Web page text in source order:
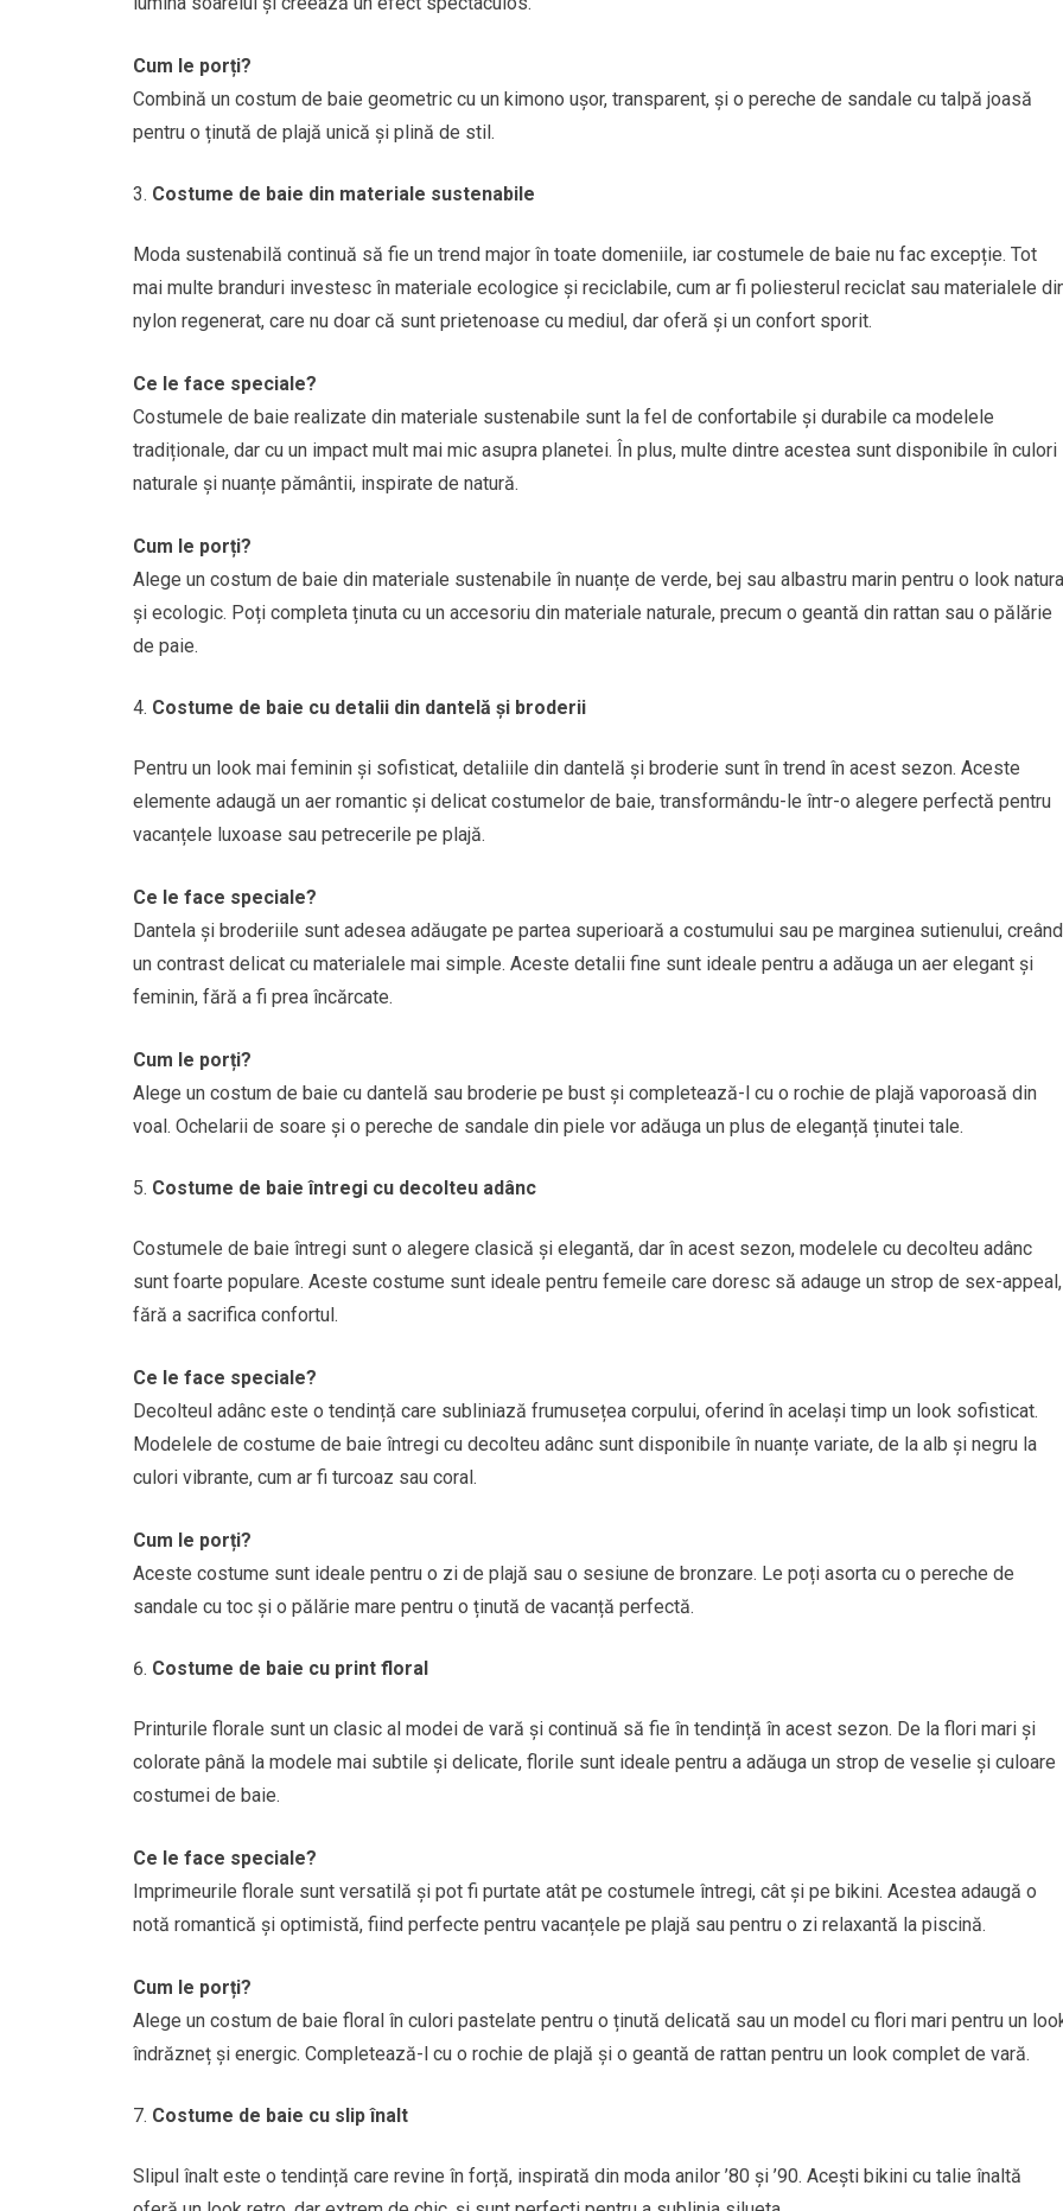
Cum le porți?
Combină un costum de baie geometric cu un kimono ușor, transparent, și o pereche de sandale cu talpă joasă
pentru o ținută de plajă unică și plină de stil.
Costume de baie din materiale sustenabile
Moda sustenabilă continuă să fie un trend major în toate domeniile, iar costumele de baie nu fac excepție. Tot
mai multe branduri investesc în materiale ecologice și reciclabile, cum ar fi poliesterul reciclat sau materialele
nylon regenerat, care nu doar că sunt prietenoase cu mediul, dar oferă și un confort sporit.
Ce le face speciale?
Costumele de baie realizate din materiale sustenabile sunt la fel de confortabile și durabile ca modelele
tradiționale, dar cu un impact mult mai mic asupra planetei. În plus, multe dintre acestea sunt disponibile în culori
naturale și nuanțe pământii, inspirate de natură.
Cum le porți?
Alege un costum de baie din materiale sustenabile în nuanțe de verde, bej sau albastru marin pentru o look
și ecologic. Poți completa ținuta cu un accesoriu din materiale naturale, precum o geantă din rattan sau o pălărie
de paie.
Costume de baie cu detalii din dantelă și broderii
Pentru un look mai feminin și sofisticat, detaliile din dantelă și broderie sunt în trend în acest sezon. Aceste
elemente adaugă un aer romantic și delicat costumelor de baie, transformându-le într-o alegere perfectă pentru
vacanțele luxoase sau petrecerile pe plajă.
Ce le face speciale?
Dantela și broderiile sunt adesea adăugate pe partea superioară a costumului sau pe marginea sutienului, creând
un contrast delicat cu materialele mai simple. Aceste detalii fine sunt ideale pentru a adăuga un aer elegant și
feminin, fără a fi prea încărcate.
Cum le porți?
Alege un costum de baie cu dantelă sau broderie pe bust și completează-l cu o rochie de plajă vaporoasă din
voal. Ochelarii de soare și o pereche de sandale din piele vor adăuga un plus de eleganță ținutei tale.
Costume de baie întregi cu decolteu adânc
Costumele de baie întregi sunt o alegere clasică și elegantă, dar în acest sezon, modelele cu decolteu adânc
sunt foarte populare. Aceste costume sunt ideale pentru femeile care doresc să adauge un strop de sex-appeal,
fără a sacrifica confortul.
Ce le face speciale?
Decolteul adânc este o tendință care subliniază frumusețea corpului, oferind în același timp un look sofisticat.
Modelele de costume de baie întregi cu decolteu adânc sunt disponibile în nuanțe variate, de la alb și negru la
culori vibrante, cum ar fi turcoaz sau coral.
Cum le porți?
Aceste costume sunt ideale pentru o zi de plajă sau o sesiune de bronzare. Le poți asorta cu o pereche de
sandale cu toc și o pălărie mare pentru o ținută de vacanță perfectă.
Costume de baie cu print floral
Printurile florale sunt un clasic al modei de vară și continuă să fie în tendință în acest sezon. De la flori mari și
colorate până la modele mai subtile și delicate, florile sunt ideale pentru a adăuga un strop de veselie și culoare
costumei de baie.
Ce le face speciale?
Imprimeurile florale sunt versatilă și pot fi purtate atât pe costumele întregi, cât și pe bikini. Acestea adaugă o
notă romantică și optimistă, fiind perfecte pentru vacanțele pe plajă sau pentru o zi relaxantă la piscină.
Cum le porți?
Alege un costum de baie floral în culori pastelate pentru o ținută delicată sau un model cu flori mari pentru un
îndrăzneț și energic. Completează-l cu o rochie de plajă și o geantă de rattan pentru un look complet de vară.
Costume de baie cu slip înalt
Slipul înalt este o tendință care revine în forță, inspirată din moda anilor ’80 și ’90. Acești bikini cu talie înaltă